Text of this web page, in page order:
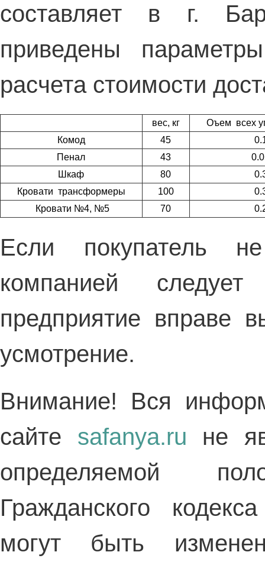
составляет в г.
приведены
расчета стоимости
вес, кг
Оъем всех
Комод
45
Пенал
43
Шкаф
80
Кровати трансформеры
100
Кровати №4, №5
70
Если покупатель
компанией
предприятие вправе
усмотрение.
Внимание! Вся
сайте safanya.ru не
определяемой
Гражданского
могут быть